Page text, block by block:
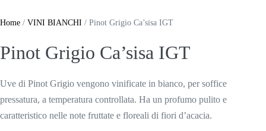
al
Home / VINI BIANCHI / Pinot Grigio Ca’sisa IGT
Pinot Grigio Ca’sisa IGT
Uve di Pinot Grigio vengono vinificate in bianco, per soffice
pressatura, a temperatura controllata. Ha un profumo pulito e
caratteristico nelle note fruttate e floreali di fiori d’acacia.